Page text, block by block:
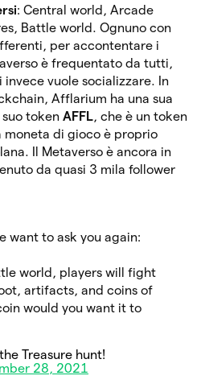
: Central world, Arcade
Battle world. Ognuno con
per accontentare i
è frequentato da tutti,
invece vuole socializzare. In
Afflarium ha una sua
token AFFL, che è un token
di gioco è proprio
Il Metaverso è ancora in
da quasi 3 mila follower
want to ask you again:
world, players will fight
artifacts, and coins of
would you want it to
Treasure hunt!
28, 2021